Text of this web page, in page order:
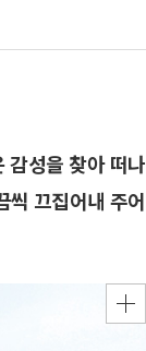
감성을 찾아 떠나
씩 끄집어내 주어